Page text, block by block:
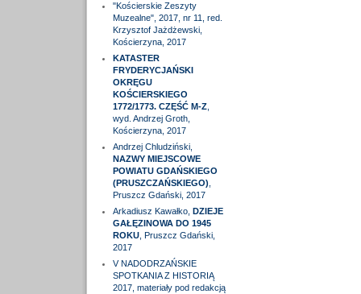
"Kościerskie Zeszyty
Muzealne", 2017, nr 11, red.
Krzysztof Jażdżewski,
Kościerzyna, 2017
KATASTER
FRYDERYCJAŃSKI
OKRĘGU
KOŚCIERSKIEGO
1772/1773. CZĘŚĆ M-Z,
wyd. Andrzej Groth,
Kościerzyna, 2017
Andrzej Chludziński,
NAZWY MIEJSCOWE
POWIATU GDAŃSKIEGO
(PRUSZCZAŃSKIEGO)
Pruszcz Gdański, 2017
Arkadiusz Kawałko, DZIEJE
GAŁĘZINOWA DO 1945
ROKU, Pruszcz Gdański,
2017
V NADODRZAŃSKIE
SPOTKANIA Z HISTORIĄ
2017, materiały pod redakcją